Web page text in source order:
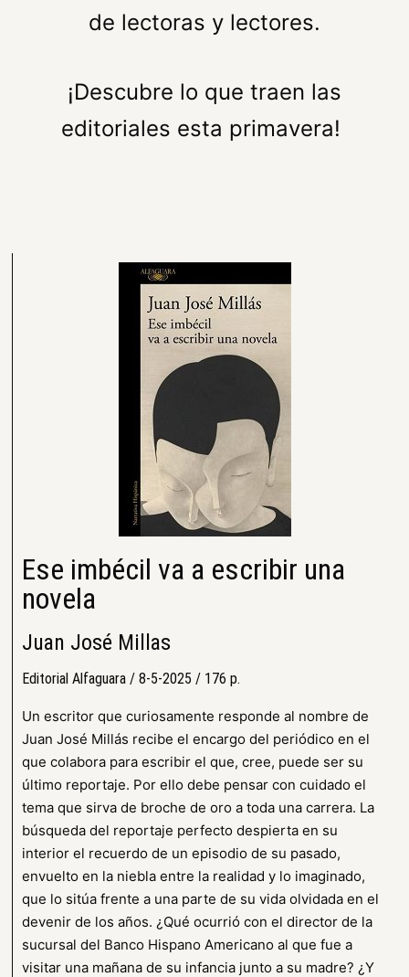
de lectoras y lectores.
¡Descubre lo que traen las
editoriales esta primavera!
Ese imbécil va a escribir una
novela
Juan José Millas
Editorial Alfaguara / 8-5-2025 / 176 p.
Un escritor que curiosamente responde al nombre de
Juan José Millás recibe el encargo del periódico en el
que colabora para escribir el que, cree, puede ser su
último reportaje. Por ello debe pensar con cuidado el
tema que sirva de broche de oro a toda una carrera. La
búsqueda del reportaje perfecto despierta en su
interior el recuerdo de un episodio de su pasado,
envuelto en la niebla entre la realidad y lo imaginado,
que lo sitúa frente a una parte de su vida olvidada en el
devenir de los años. ¿Qué ocurrió con el director de la
sucursal del Banco Hispano Americano al que fue a
visitar una mañana de su infancia junto a su madre? ¿Y